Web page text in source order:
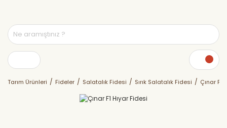
Tarım Ürünleri Fideler Salatalık Fidesi Sırık Salatalık Fidesi Çınar F1